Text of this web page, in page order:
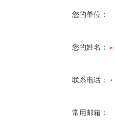
您的单位：
您的姓名：
联系电话：
常用邮箱：